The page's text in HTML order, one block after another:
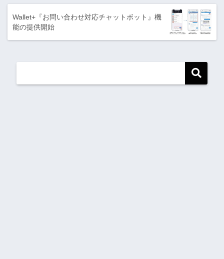
Wallet+『お問い合わせ対応チャットボット』機
能の提供開始